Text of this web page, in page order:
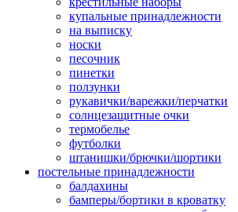
купальные принадлежности
на выписку
носки
песочник
пинетки
ползунки
рукавички/варежки/перчатки
солнцезащитные очки
термобелье
футболки
штанишки/брючки/шортики
постельные принадлежности
балдахины
бамперы/бортики в кроватку